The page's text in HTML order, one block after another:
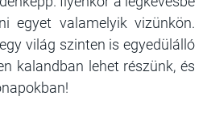
egyet valamelyik vizünkön.
világ szinten is egyedülálló
kalandban lehet részünk, és